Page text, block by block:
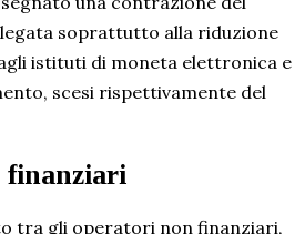
legata soprattutto alla riduzione
istituti di moneta elettronica e
scesi rispettivamente del
finanziari
tra gli operatori non finanziari,